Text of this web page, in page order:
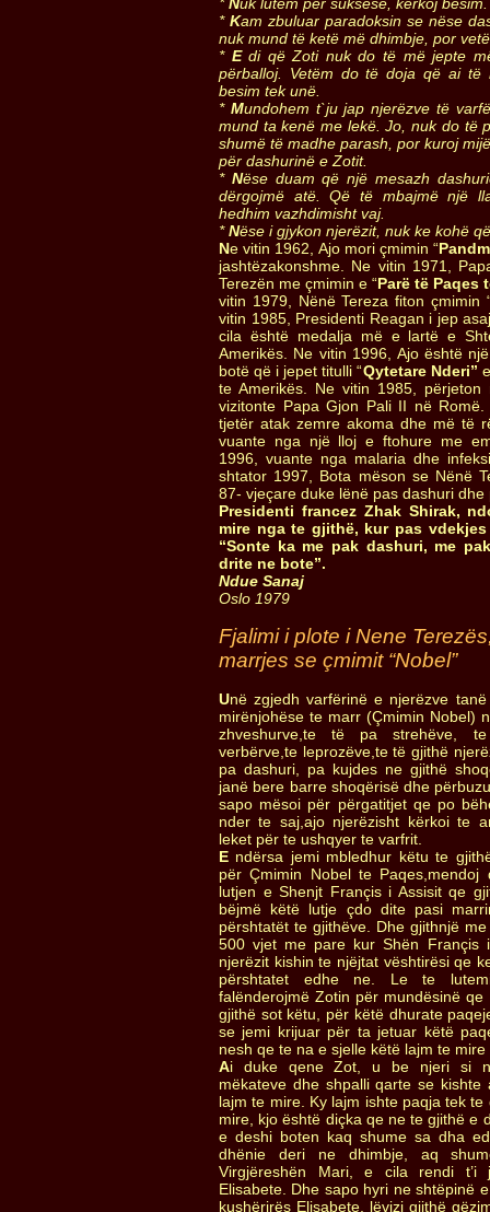
* Kam zbuluar paradoksin se nëse
nuk mund të ketë më dhimbje, por
* Edi që Zoti nuk do të më jepte
përballoj. Vetëm do të doja që ai të
besim tek unë.
* Mundohem t`ju jap njerëzve të
mund ta kenë me lekë. Jo, nuk do të
shumë të madhe parash, por kuroj
për dashurinë e Zotit.
* Nëse duam që një mesazh
dërgojmë atë. Që të mbajmë një
hedhim vazhdimisht vaj.
*Nëse i gjykon njerëzit, nuk ke kohë
Ne vitin 1962, Ajo mori çmimin “
jashtëzakonshme. Ne vitin 1971,
Terezën me çmimin e “Parë të Paqes
vitin 1979, Nënë Tereza fiton çmimin
vitin 1985, Presidenti Reagan i jep
cila është medalja më e lartë e
Amerikës. Ne vitin 1996, Ajo është
botë që i jepet titulli “Qytetare Nderi”
te Amerikës. Ne vitin 1985,
vizitonte Papa Gjon Pali II në
tjetër atak zemre akoma dhe më të
vuante nga një lloj e ftohure me
1996, vuante nga malaria dhe
shtator 1997, Bota mëson se Nënë
87- vjeçare duke lënë pas dashuri dhe
Presidenti francez Zhak Shirak,
mire nga te gjithë, kur pas vdekjes
“Sonte ka me pak dashuri, me
drite ne bote”.
Ndue Sanaj
Oslo 1979
Fjalimi i plote i Nene
marrjes se çmimit “Nobel”
Unë zgjedh varfërinë e njerëzve
mirënjohëse te marr (Çmimin Nobel)
zhveshurve,te të pa strehëve,
verbërve,te leprozëve,te të gjithë
pa dashuri, pa kujdes ne gjithë
janë bere barre shoqërisë dhe
sapo mësoi për përgatitjet qe po
nder te saj,ajo njerëzisht kërkoi te
leket për te ushqyer te varfrit.
E ndërsa jemi mbledhur këtu te
për Çmimin Nobel te
lutjen e Shenjt Françis i Assisit qe
bëjmë këtë lutje çdo dite pasi
përshtatët te gjithëve. Dhe gjithnjë
500 vjet me pare kur Shën Françis
njerëzit kishin te njëjtat vështirësi qe
përshtatet edhe ne. Le te
falënderojmë Zotin për mundësinë
gjithë sot këtu, për këtë dhurate
se jemi krijuar për ta jetuar këtë
nesh qe te na e sjelle këtë lajm te
Ai duke qene Zot, u be njeri si
mëkateve dhe shpalli qarte se
lajm te mire. Ky lajm ishte paqja tek
mire, kjo është diçka qe ne te gjithë e
e deshi boten kaq shume sa dha
dhënie deri ne dhimbje, aq
Virgjëreshën Mari, e cila rendi t’i
Elisabete. Dhe sapo hyri ne shtëpinë
kushërirës Elisabete, lëvizi gjithë